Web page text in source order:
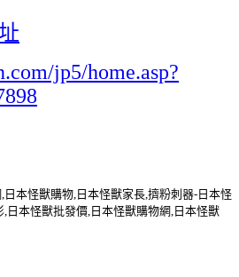
jp5/home.asp?
日本怪獸購物,日本怪獸家長,擠粉刺器-日本怪
日本怪獸批發價,日本怪獸購物網,日本怪獸